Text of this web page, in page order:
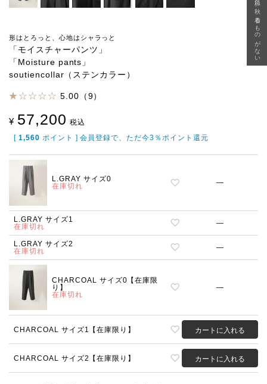
形はとろっと、心地はシャラっと
「モイスチャーパンツ」
「Moisture pants」
soutiencollar（ステンカラー）
5.00（9）
¥ 57,200 税込
[ 1,560 ポイント ] 会員登録で、ただ今3％ポイント還元
L.GRAY サイズ0
在庫切れ
—
L.GRAY サイズ1
在庫切れ
—
L.GRAY サイズ2
在庫切れ
—
CHARCOAL サイズ0【在庫限
り】
在庫切れ
—
CHARCOAL サイズ1【在庫限り】 カートに入れる
CHARCOAL サイズ2【在庫限り】 カートに入れる
急に秋、着るものがない